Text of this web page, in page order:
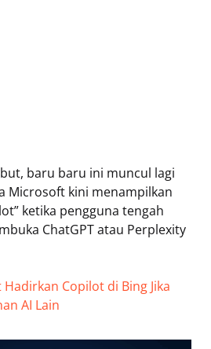
baru baru ini muncul lagi
Microsoft kini menampilkan
ketika pengguna tengah
ChatGPT atau Perplexity
Copilot di Bing Jika
AI Lain